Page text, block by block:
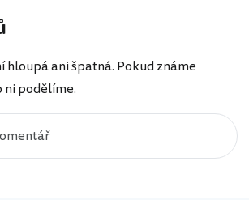
hloupá ani špatná. Pokud známe
ni podělíme.